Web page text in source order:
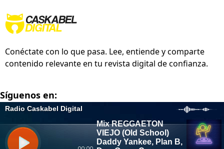
Conéctate con lo que pasa. Lee, entiende y comparte
contenido relevante en tu revista digital de confianza.
Síguenos en: